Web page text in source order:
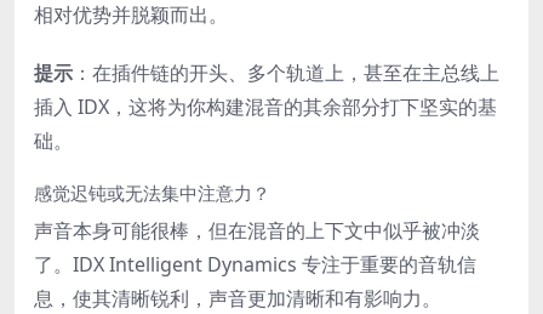
相对优势并脱颖而出。
提示 ：在插件链的开头、多个轨道上，甚至在主总线上
插入 IDX，这将为你构建混音的其余部分打下坚实的基
础。
感觉迟钝或无法集中注意力？
声音本身可能很棒，但在混音的上下文中似乎被冲淡
了。IDX Intelligent Dynamics 专注于重要的音轨信
息，使其清晰锐利，声音更加清晰和有影响力。